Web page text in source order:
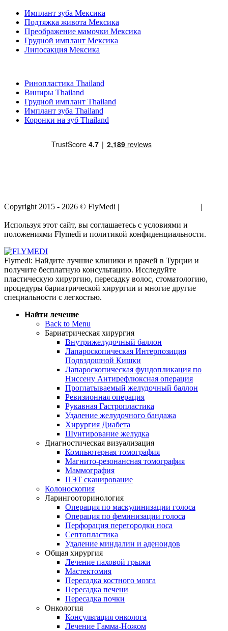
Имплант зуба Мексика
Подтяжка живота Мексика
Преображение мамочки Мексика
Грудной имплант Мексика
Липосакция Мексика
Ринопластика Thailand
Виниры Thailand
Грудной имплант Thailand
Имплант зуба Thailand
Коронки на зуб Thailand
Copyright 2015 - 2026 © FlyMedi |
|
Используя этот сайт, вы соглашаетесь с условиями и
положениями Flymedi и политикой конфиденциальности.
Flymedi: Найдите лучшие клиники и врачей в Турции и
получите бесплатную консультацию. Исследуйте
пластическую хирургию, пересадку волос, стоматологию,
процедуры бариатрической хирургии и многие другие
специальности с легкостью.
Найти лечение
Back to Menu
Бариатрическая хирургия
Внутрижелудочный баллон
Лапароскопическая Интерпозиция
Подвздошной Кишки
Лапароскопическая фундопликация по
Ниссену Антирефлюксная операция
Проглатываемый желудочный баллон
Ревизионная операция
Рукавная Гастропластика
Удаление желудочного бандажа
Хирургия Диабета
Шунтирование желудка
Диагностическая визуализация
Компьютерная томография
Магнито-резонансная томография
Маммография
ПЭТ сканирование
Колоноскопия
Ларингооторинология
Операция по маскулинизации голоса
Операция по феминизации голоса
Перфорация перегородки носа
Септопластика
Удаление миндалин и аденоидов
Общая хирургия
Лечение паховой грыжи
Мастектомия
Пересадка костного мозга
Пересадка печени
Пересадка почки
Онкология
Консультация онколога
Лечение Гамма-Ножом